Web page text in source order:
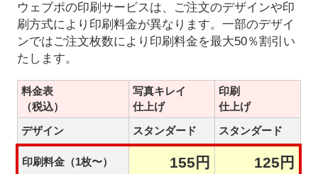
ウェブポの印刷サービスは、ご注文のデザインや印
刷方式により印刷料金が異なります。一部のデザイ
ンではご注文枚数により印刷料金を最大50％割引い
たします。
料金表
（税込）
写真キレイ
仕上げ
印刷
仕上げ
デザイン
スタンダード スタンダード
印刷料金（1枚〜） 155円 125円